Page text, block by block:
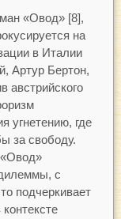
«Овод» [8],
на
в Италии
Артур Бертон,
австрийского
угнетению, где
за свободу.
с
подчеркивает